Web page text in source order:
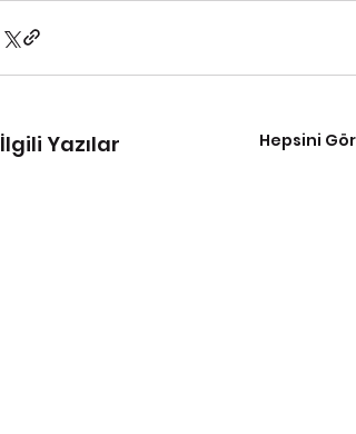
İlgili Yazılar Hepsini Gör